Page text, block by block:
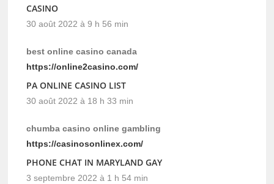
CASINO
30 août 2022 à 9 h 56 min
best online casino canada
https://online2casino.com/
PA ONLINE CASINO LIST
30 août 2022 à 18 h 33 min
chumba casino online gambling
https://casinosonlinex.com/
PHONE CHAT IN MARYLAND GAY
3 septembre 2022 à 1 h 54 min